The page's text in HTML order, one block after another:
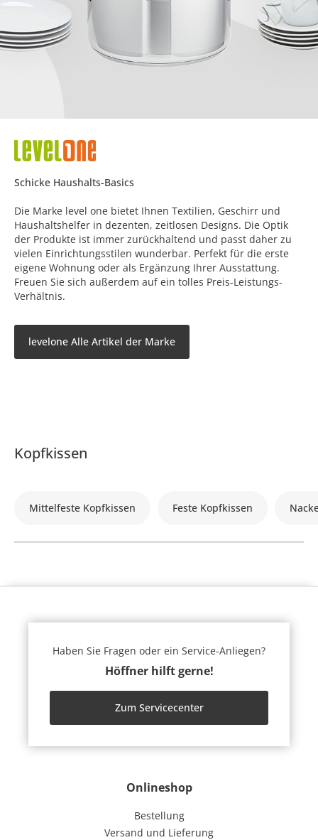
Schicke Haushalts-Basics
Die Marke level one bietet Ihnen Textilien, Geschirr und
Haushaltshelfer in dezenten, zeitlosen Designs. Die Optik
der Produkte ist immer zurückhaltend und passt daher zu
vielen Einrichtungsstilen wunderbar. Perfekt für die erste
eigene Wohnung oder als Ergänzung Ihrer Ausstattung.
Freuen Sie sich außerdem auf ein tolles Preis-Leistungs-
Verhältnis.
levelone Alle Artikel der Marke
Kopfkissen
Mittelfeste Kopfkissen Feste Kopfkissen
Onlineshop
Bestellung
Versand und Lieferung
Haben Sie Fragen oder ein Service-Anliegen?
Höffner hilft gerne!
Zum Servicecenter